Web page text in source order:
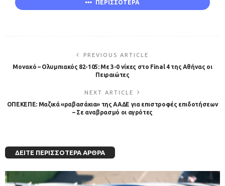
ΠΕΡΙΣΣΟΤΕΡΑ
PREVIOUS ARTICLE
Μονακό – Ολυμπιακός 82-105: Με 3-0 νίκες στο Final 4 της Αθήνας οι
Πειραιώτες
NEXT ARTICLE
ΟΠΕΚΕΠΕ: Μαζικά «ραβασάκια» της ΑΑΔΕ για επιστροφές επιδοτήσεων
– Σε αναβρασμό οι αγρότες
ΔΕΊΤΕ ΠΕΡΙΣΣΌΤΕΡΑ ΆΡΘΡΑ